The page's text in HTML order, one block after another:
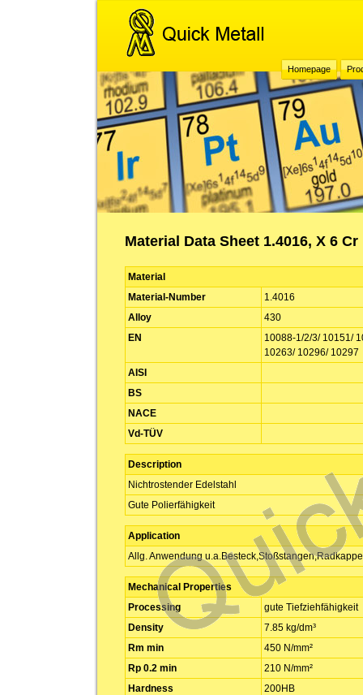
Homepage
Material Data Sheet 1.4016, X 6 Cr
Material
Material-Number
1.4016
Alloy
430
EN
10088-1/2/3/ 10151/
10263/ 10296/ 10297
AISI
BS
NACE
Vd-TÜV
Description
Nichtrostender Edelstahl
Gute Polierfähigkeit
Application
Allg. Anwendung
Mechanical Properties
Processing
gute Tiefziehfähigkeit
Density
7.85 kg/dm³
Rm min
450 N/mm²
Rp 0.2 min
210 N/mm²
Hardness
200HB